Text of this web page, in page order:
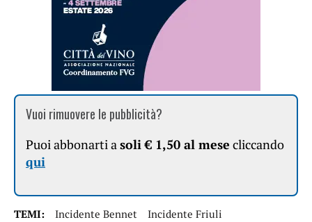
Vuoi rimuovere le pubblicità?
Puoi abbonarti asoli € 1,50 al mese cliccando
qui
TEMI: Incidente Bennet
Incidente Friuli